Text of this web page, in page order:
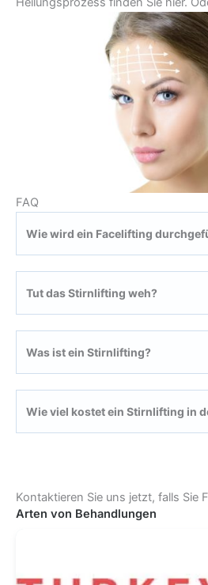
FAQ
Wie wird ein Facelifting
Tut das Stirnlifting weh?
Was ist ein Stirnlifting?
Wie viel kostet ein Stirnlifting in
Kontaktieren Sie uns jetzt, falls Sie
Arten von Behandlungen